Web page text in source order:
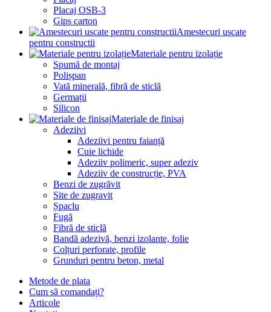
Placaj OSB-3
Gips carton
Amestecuri uscate
pentru constructii
Materiale pentru izolație
Spumă de montaj
Polișpan
Vată minerală, fibră de sticlă
Germații
Silicon
Materiale de finisaj
Adeziivi
Adeziivi pentru faianță
Cuie lichide
Adeziiv polimeric, super adeziv
Adeziiv de construcție, PVA
Benzi de zugrăvit
Site de zugravit
Șpaclu
Fugă
Fibră de sticlă
Bandă adezivă, benzi izolante, folie
Colțuri perforate, profile
Grunduri pentru beton, metal
Metode de plata
Cum să comandați?
Articole